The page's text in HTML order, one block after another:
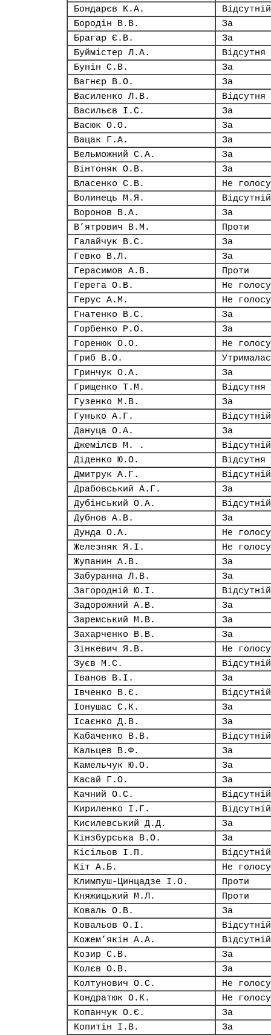
Бондарєв К.А.
Відсутній
Бородін В.В.
За
Брагар Є.В.
За
Буймістер Л.А.
Відсутня
Бунін С.В.
За
Вагнєр В.О.
За
Василенко Л.В.
Відсутня
Васильєв І.С.
За
Васюк О.О.
За
Вацак Г.А.
За
Вельможний С.А.
За
Вінтоняк О.В.
За
Власенко С.В.
Не
Волинець М.Я.
Відсутній
Воронов В.А.
За
В’ятрович В.М.
Проти
Галайчук В.С.
За
Гевко В.Л.
За
Герасимов А.В.
Проти
Герега О.В.
Не
Герус А.М.
Не
Гнатенко В.С.
За
Горбенко Р.О.
За
Горенюк О.О.
Не
Гриб В.О.
Гринчук О.А.
За
Грищенко Т.М.
Відсутня
Гузенко М.В.
За
Гунько А.Г.
Відсутній
Дануца О.А.
За
Джемілєв М. .
Відсутній
Діденко Ю.О.
Відсутня
Дмитрук А.Г.
Відсутній
Драбовський А.Г.
За
Дубінський О.А.
Відсутній
Дубнов А.В.
За
Дунда О.А.
Не
Железняк Я.І.
Не
Жупанин А.В.
За
Забуранна Л.В.
За
Загородній Ю.І.
Відсутній
Задорожний А.В.
За
Заремський М.В.
За
Захарченко В.В.
За
Зінкевич Я.В.
Не
Зуєв М.С.
Відсутній
Іванов В.І.
За
Івченко В.Є.
Відсутній
Іонушас С.К.
За
Ісаєнко Д.В.
За
Кабаченко В.В.
Відсутній
Кальцев В.Ф.
За
Камельчук Ю.О.
За
Касай Г.О.
За
Качний О.С.
Відсутній
Кириленко І.Г.
Відсутній
Кисилевський Д.Д.
За
Кінзбурська В.О.
За
Кісільов І.П.
Відсутній
Кіт А.Б.
Не
Климпуш-Цинцадзе І.О.
Проти
Княжицький М.Л.
Проти
Коваль О.В.
За
Ковальов О.І.
Відсутній
Кожем’якін А.А.
Відсутній
Козир С.В.
За
Колєв О.В.
За
Колтунович О.С.
Не
Кондратюк О.К.
Не
Копанчук О.Є.
За
Копитін І.В.
За